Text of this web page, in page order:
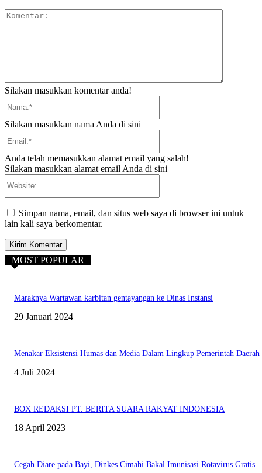
Silakan masukkan komentar anda!
Silakan masukkan nama Anda di sini
Anda telah memasukkan alamat email yang salah!
Silakan masukkan alamat email Anda di sini
Simpan nama, email, dan situs web saya di browser ini untuk
lain kali saya berkomentar.
MOST POPULAR
Maraknya Wartawan karbitan gentayangan ke Dinas Instansi
29 Januari 2024
Menakar Eksistensi Humas dan Media Dalam Lingkup Pemerintah Daerah
4 Juli 2024
BOX REDAKSI PT. BERITA SUARA RAKYAT INDONESIA
18 April 2023
Cegah Diare pada Bayi, Dinkes Cimahi Bakal Imunisasi Rotavirus Gratis